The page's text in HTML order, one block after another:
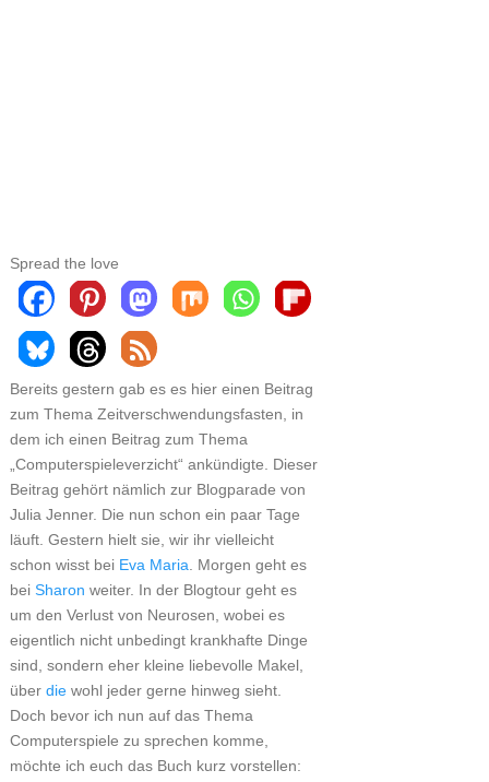
Spread the love
Bereits gestern gab es es hier einen Beitrag
zum Thema Zeitverschwendungsfasten, in
dem ich einen Beitrag zum Thema
„Computerspieleverzicht“ ankündigte. Dieser
Beitrag gehört nämlich zur Blogparade von
Julia Jenner. Die nun schon ein paar Tage
läuft. Gestern hielt sie, wir ihr vielleicht
schon wisst bei Eva Maria . Morgen geht es
bei Sharon weiter. In der Blogtour geht es
um den Verlust von Neurosen, wobei es
eigentlich nicht unbedingt krankhafte Dinge
sind, sondern eher kleine liebevolle Makel,
über diewohl jeder gerne hinweg sieht.
Doch bevor ich nun auf das Thema
Computerspiele zu sprechen komme,
möchte ich euch das Buch kurz vorstellen: